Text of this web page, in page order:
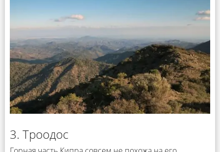
3. Троодос